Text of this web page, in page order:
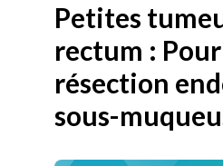
Petites
rectum :
résection
sous-